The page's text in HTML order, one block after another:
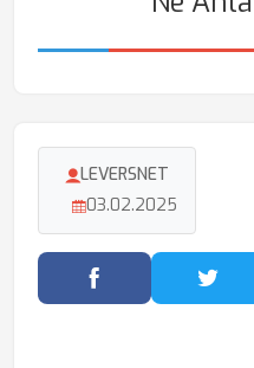
LEVERSNET
03.02.2025
Facebook'ta